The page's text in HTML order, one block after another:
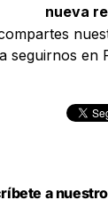
nueva
seguirnos en
a